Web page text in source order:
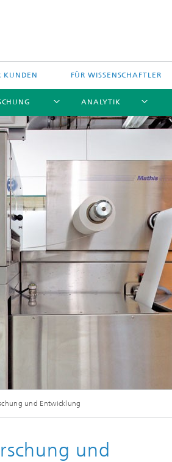
KUNDEN FÜR WISSENSCHAFTLER
ANALYTIK
© Fraunhofer IAP
und Entwicklung
und